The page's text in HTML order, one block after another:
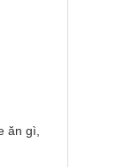
ăn gì,